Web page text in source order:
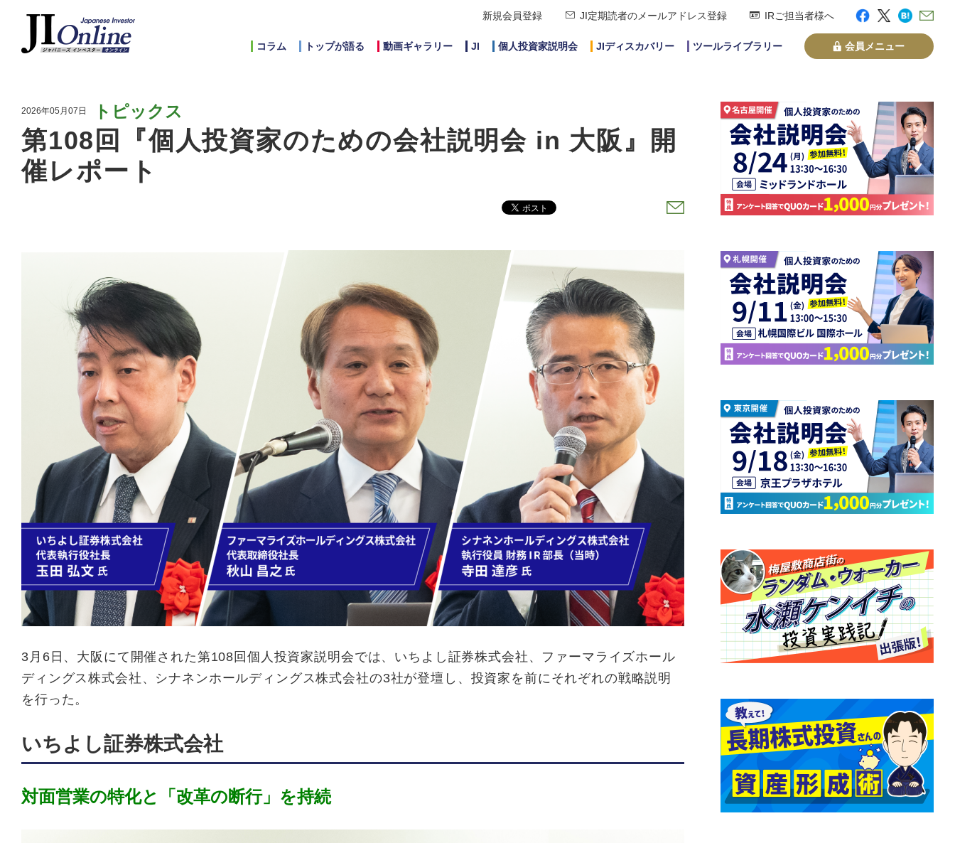
新規会員登録 JI定期読者のメールアドレス登録 IRご担当者様へ
コラム トップが語る 動画ギャラリー JI 個人投資家説明会 JIディスカバリー ツールライブラリー 会員メニュー
2026年05月07日 トピックス
第108回『個人投資家のための会社説明会 in 大阪』開
催レポート
3月6日、大阪にて開催された第108回個人投資家説明会では、いちよし証券株式会社、ファーマライズホール
ディングス株式会社、シナネンホールディングス株式会社の3社が登壇し、投資家を前にそれぞれの戦略説明
を行った。
いちよし証券株式会社
対面営業の特化と「改革の断行」を持続